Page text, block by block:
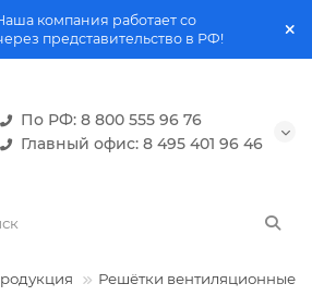
компания работает со
представительство в РФ!
По РФ: 8 800 555 96 76
Главный офис: 8 495 401 96 46
Решётки вентиляционные